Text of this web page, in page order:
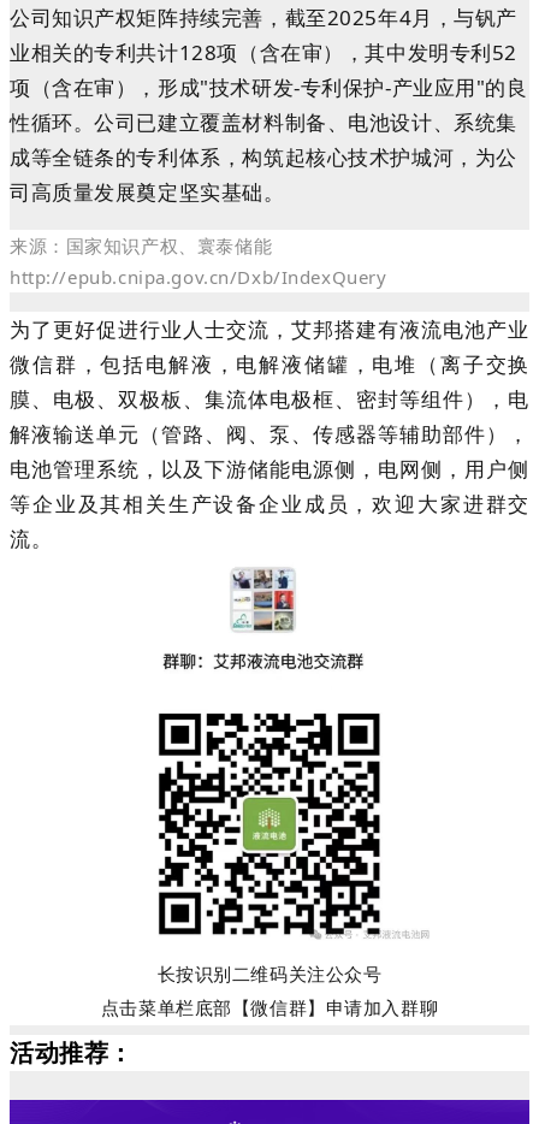
公司知识产权矩阵持续完善，截至2025年4月，与钒产
业相关的专利共计128项（含在审），其中发明专利52
项（含在审），形成"技术研发-专利保护-产业应用"的良
性循环。公司已建立覆盖材料制备、电池设计、系统集
成等全链条的专利体系，构筑起核心技术护城河，为公
司高质量发展奠定坚实基础。
来源：国家知识产权、寰泰储能
http://epub.cnipa.gov.cn/Dxb/IndexQuery
为了更好促进行业人士交流，艾邦搭建有液流电池产业
微信群，包括电解液，电解液储罐， 电堆（离子交换
膜、电极、双极板、集流体电极框、密封等组件）， 电
解液输送单元（管路、阀、泵、传感器等辅助部件），
电池管理系统，以及下游储能电源侧，电网侧，用户侧
等企业及其相关生产设备企业成员，欢迎大家进群交
流。
长按识别二维码关注公众号
点击菜单栏底部【微信群】申请加入群聊
活动推荐：